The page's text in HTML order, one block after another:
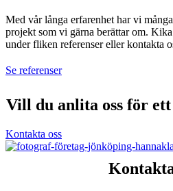
Med vår långa erfarenhet har vi
projekt som vi gärna berättar om.
under fliken referenser eller kontakta
Se referenser
Vill du anlita oss för
Kontakta oss